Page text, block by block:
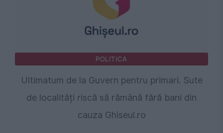
POLITICA
Ultimatum de la Guvern pentru primari. Sute
de localități riscă să rămână fără bani din
cauza Ghiseul.ro